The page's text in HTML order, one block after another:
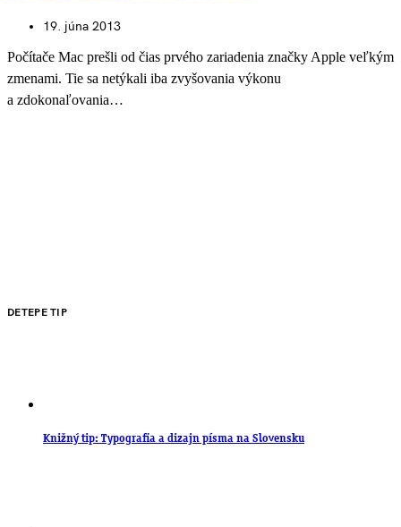
19. júna 2013
Počítače Mac prešli od čias prvého zariadenia značky Apple veľkým
zmenami. Tie sa netýkali iba zvyšovania výkonu
a zdokonaľovania…
DETEPE TIP
Knižný tip: Typografia a dizajn písma na Slovensku